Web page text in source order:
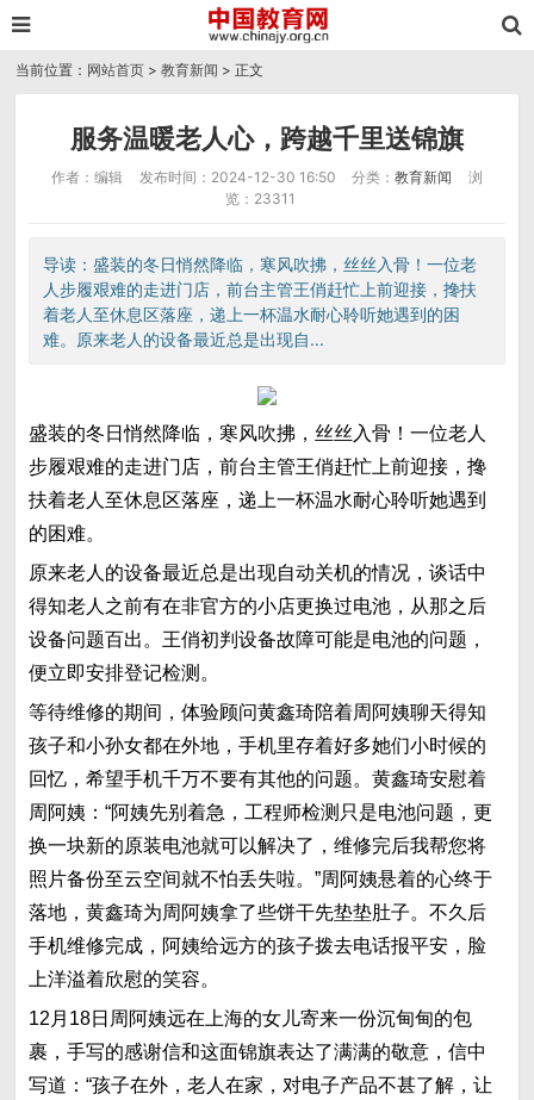
当前位置： 网站首页 >教育新闻 > 正文
服务温暖老人心，跨越千里送锦旗
作者：编辑 发布时间：2024-12-30 16:50 分类：教育新闻
浏
览：23311
导读：盛装的冬日悄然降临，寒风吹拂，丝丝入骨！一位老
人步履艰难的走进门店，前台主管王俏赶忙上前迎接，搀扶
着老人至休息区落座，递上一杯温水耐心聆听她遇到的困
难。原来老人的设备最近总是出现自...
盛装的冬日悄然降临，寒风吹拂，丝丝入骨！一位老人
步履艰难的走进门店，前台主管王俏赶忙上前迎接，搀
扶着老人至休息区落座，递上一杯温水耐心聆听她遇到
的困难。
原来老人的设备最近总是出现自动关机的情况，谈话中
得知老人之前有在非官方的小店更换过电池，从那之后
设备问题百出。王俏初判设备故障可能是电池的问题，
便立即安排登记检测。
等待维修的期间，体验顾问黄鑫琦陪着周阿姨聊天得知
孩子和小孙女都在外地，手机里存着好多她们小时候的
回忆，希望手机千万不要有其他的问题。黄鑫琦安慰着
周阿姨：“阿姨先别着急，工程师检测只是电池问题，更
换一块新的原装电池就可以解决了，维修完后我帮您将
照片备份至云空间就不怕丢失啦。”周阿姨悬着的心终于
落地，黄鑫琦为周阿姨拿了些饼干先垫垫肚子。不久后
手机维修完成，阿姨给远方的孩子拨去电话报平安，脸
上洋溢着欣慰的笑容。
12月18日周阿姨远在上海的女儿寄来一份沉甸甸的包
裹，手写的感谢信和这面锦旗表达了满满的敬意，信中
写道：“孩子在外，老人在家，对电子产品不甚了解，让